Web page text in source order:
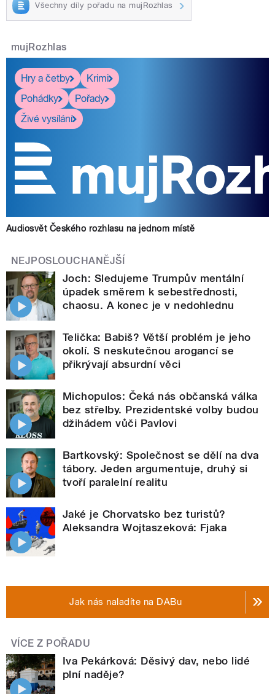
Všechny díly pořadu na mujRozhlas
mujRozhlas
Hry a četby
Krimi
Pohádky
Pořady
Živé vysílání
Audiosvět Českého rozhlasu na jednom místě
NEJPOSLOUCHANĚJŠÍ
Joch: Sledujeme Trumpův mentální
úpadek směrem k sebestřednosti,
chaosu. A konec je v nedohlednu
Telička: Babiš? Větší problém je jeho
okolí. S neskutečnou arogancí se
přikrývají absurdní věci
Michopulos: Čeká nás občanská válka
bez střelby. Prezidentské volby budou
džihádem vůči Pavlovi
Bartkovský: Společnost se dělí na dva
tábory. Jeden argumentuje, druhý si
tvoří paralelní realitu
Jaké je Chorvatsko bez turistů?
Aleksandra Wojtaszeková: Fjaka
Jak nás naladíte na DABu
VÍCE Z POŘADU
Iva Pekárková: Děsivý dav, nebo lidé
plní naděje?